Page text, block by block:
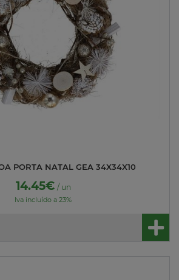
PORTA NATAL GEA 34X34X10
14.45€ / un
Iva incluído a 23%